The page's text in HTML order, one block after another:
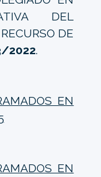
DEL
DE
2022.
EN
EN